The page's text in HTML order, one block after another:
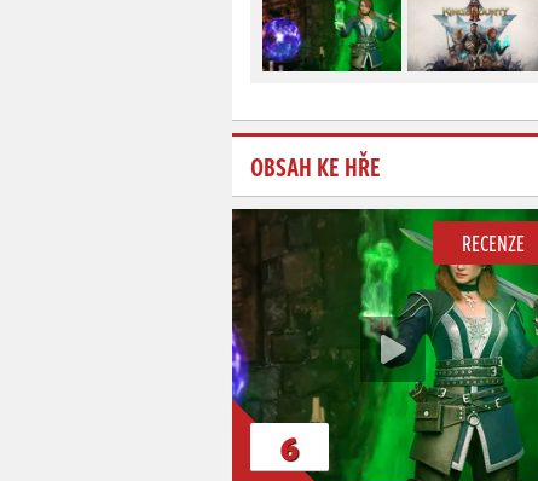
OBSAH KE HŘE
RECENZE
6